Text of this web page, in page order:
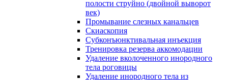
полости струйно (двойной выворот
век)
Промывание слезных канальцев
Скиаскопия
Субконъюнктивальная инъекция
Тренировка резерва аккомодации
Удаление вколоченного инородного
тела роговицы
Удаление инородного тела из